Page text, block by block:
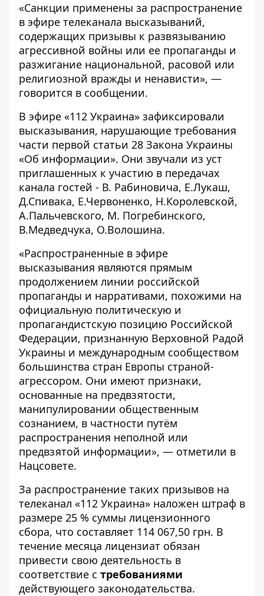
«Санкции применены за распространение
в эфире телеканала высказываний,
содержащих призывы к развязыванию
агрессивной войны или ее пропаганды и
разжигание национальной, расовой или
религиозной вражды и ненависти», —
говорится в сообщении.
В эфире «112 Украина» зафиксировали
высказывания, нарушающие требования
части первой статьи 28 Закона Украины
«Об информации». Они звучали из уст
приглашенных к участию в передачах
канала гостей - В. Рабиновича, Е.Лукаш,
Д.Спивака, Е.Червоненко, Н.Королевской,
А.Пальчевского, М. Погребинского,
В.Медведчука, О.Волошина.
«Распространенные в эфире
высказывания являются прямым
продолжением линии российской
пропаганды и нарративами, похожими на
официальную политическую и
пропагандистскую позицию Российской
Федерации, признанную Верховной Радой
Украины и международным сообществом
большинства стран Европы страной-
агрессором. Они имеют признаки,
основанные на предвзятости,
манипулировании общественным
сознанием, в частности путём
распространения неполной или
предвзятой информации», — отметили в
Нацсовете.
За распространение таких призывов на
телеканал «112 Украина» наложен штраф в
размере 25 % суммы лицензионного
сбора, что составляет 114 067,50 грн. В
течение месяца лицензиат обязан
привести свою деятельность в
соответствие с требованиями
действующего законодательства.